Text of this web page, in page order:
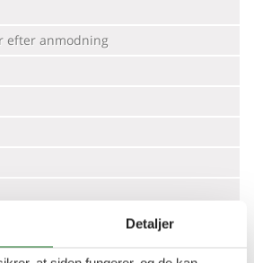
efter anmodning
Detaljer